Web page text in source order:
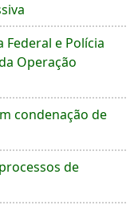
Federal e Polícia
Operação
condenação de
de